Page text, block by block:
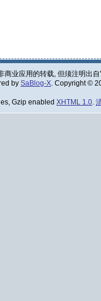
商业应用的转载, 但须注明出自
by SaBlog-X. Copyright ©
Gzip enabled XHTML 1.0.